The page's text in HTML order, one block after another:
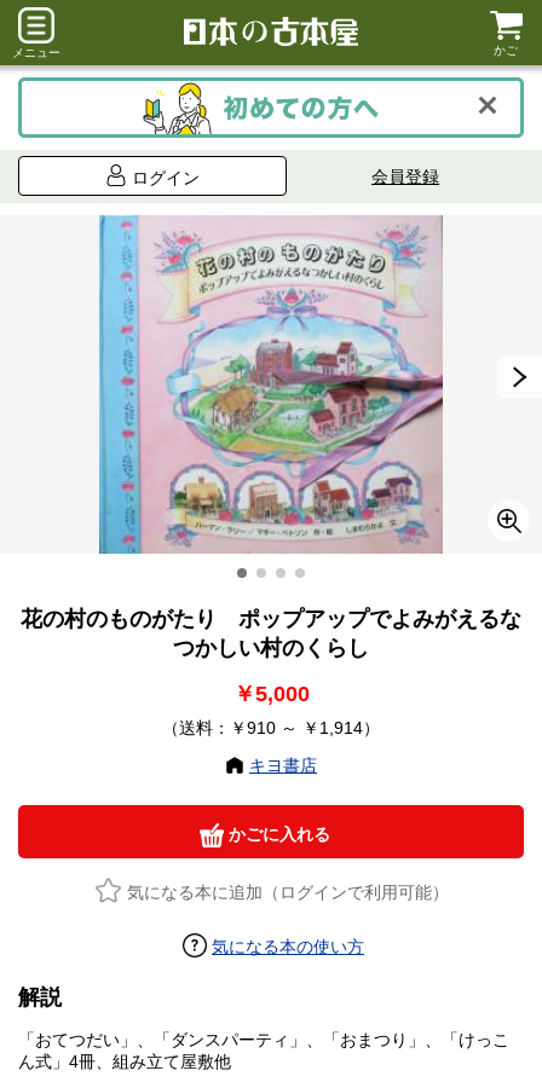
メニュー かご
ログイン 会員登録
花の村のものがたり ポップアップでよみがえるな
つかしい村のくらし
￥5,000
（送料：￥910 ～ ￥1,914）
キヨ書店
かごに入れる
気になる本に追加（ログインで利用可能）
気になる本の使い方
解説
「おてつだい」、「ダンスパーティ」、「おまつり」、「けっこ
ん式」4冊、組み立て屋敷他